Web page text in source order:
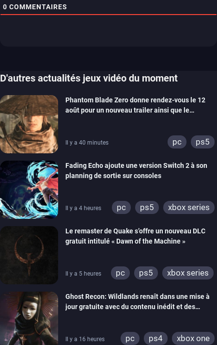
0 COMMENTAIRES
D'autres actualités jeux vidéo du moment
Phantom Blade Zero donne rendez-vous le 12
août pour un nouveau trailer ainsi que le
Il y a 40 minutes pc ps5
Fading Echo ajoute une version Switch 2 à son
planning de sortie sur consoles
Il y a 4 heures pc ps5 xbox series
Le remaster de Quake s’offre un nouveau DLC
gratuit intitulé « Dawn of the Machine »
Il y a 5 heures pc ps5
xbox series
xbox one
nintendo 64
Ghost Recon: Wildlands renaît dans une mise à
jour gratuite avec du contenu inédit et des
Il y a 16 heures pc ps4 xbox one